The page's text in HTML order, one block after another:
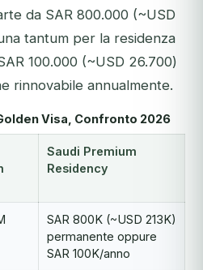
da SAR 800.000 (~USD
tantum per la residenza
100.000 (~USD 26.700)
rinnovabile annualmente.
Visa, Confronto 2026
Saudi Premium
Residency
SAR 800K (~USD 213K)
permanente oppure
SAR 100K/anno